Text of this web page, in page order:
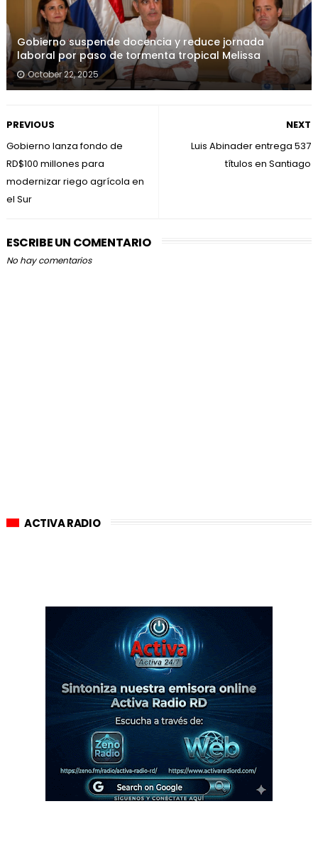
Gobierno suspende docencia y reduce jornada
laboral por paso de tormenta tropical Melissa
October 22, 2025
NEXT
Luis Abinader entrega 537
títulos en Santiago
PREVIOUS
Gobierno lanza fondo de
RD$100 millones para
modernizar riego agrícola en
el Sur
ESCRIBE UN COMENTARIO
No hay comentarios
ACTIVA RADIO